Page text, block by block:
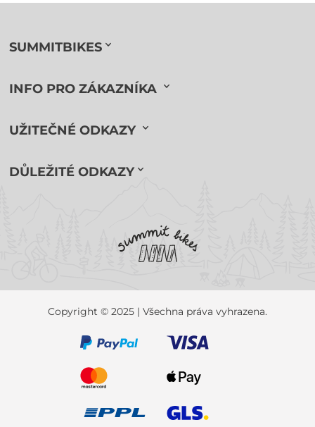
SUMMITBIKES
INFO PRO ZÁKAZNÍKA
UŽITEČNÉ ODKAZY
DŮLEŽITÉ ODKAZY
Copyright © 2025 | Všechna práva vyhrazena.